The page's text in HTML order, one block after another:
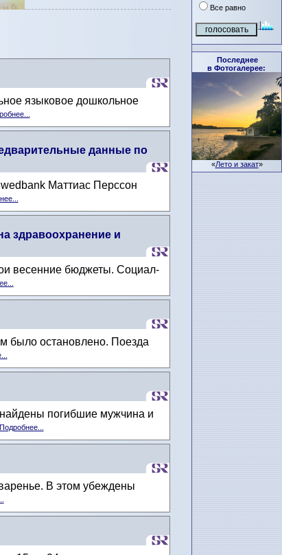
Все равно
Последнее
в Фотогалерее:
«Лето и закат»
языковое дошкольное
данные по
Маттиас Перссон
здравоохранение и
весенние бюджеты. Социал-
было остановлено. Поезда
погибшие мужчина и
Подробнее...
В этом убеждены